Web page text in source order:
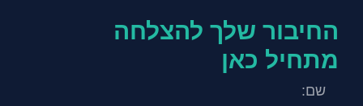
החיבור שלך להצלחה
מתחיל כאן